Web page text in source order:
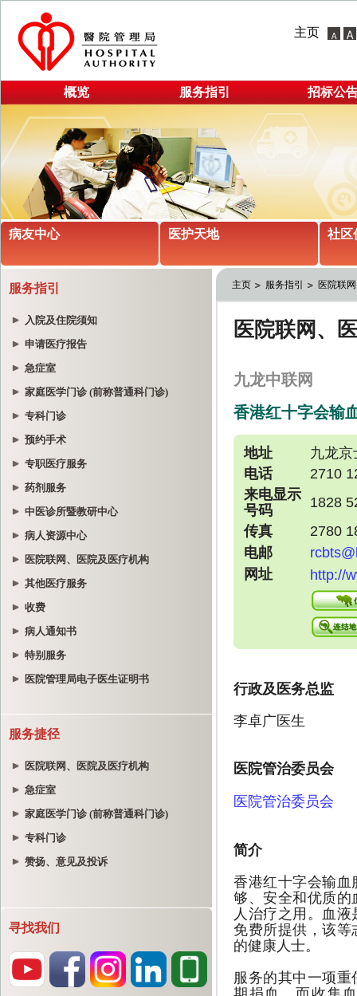
主页
概览 服务指引 招标公
病友中心 医护天地 社区
服务指引
入院及住院须知
申请医疗报告
急症室
家庭医学门诊 (前称普通科门诊)
专科门诊
预约手术
专职医疗服务
药剂服务
中医诊所暨教研中心
病人资源中心
医院联网、医院及医疗机构
其他医疗服务
收费
病人通知书
特别服务
医院管理局电子医生证明书
服务捷径
医院联网、医院及医疗机构
急症室
家庭医学门诊 (前称普通科门诊)
专科门诊
赞扬、意见及投诉
寻找我们
主页 服务指引 医院联